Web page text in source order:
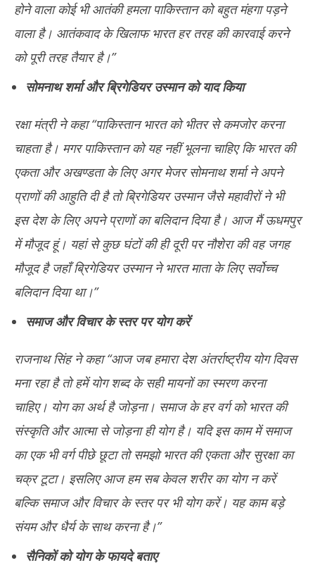
होने वाला कोई भी आतंकी हमला पाकिस्तान को बहुत मंहगा पड़ने
वाला है। आतंकवाद के खिलाफ भारत हर तरह की कारवाई करने
को पूरी तरह तैयार है।”
सोमनाथ शर्मा और ब्रिगेडियर उस्मान को याद किया
रक्षा मंत्री ने कहा “पाकिस्तान भारत को भीतर से कमजोर करना
चाहता है। मगर पाकिस्तान को यह नहीं भूलना चाहिए कि भारत की
एकता और अखण्डता के लिए अगर मेजर सोमनाथ शर्मा ने अपने
प्राणों की आहुति दी है तो ब्रिगेडियर उस्मान जैसे महावीरों ने भी
इस देश के लिए अपने प्राणों का बलिदान दिया है। आज मैं ऊधमपुर
में मौजूद हूं। यहां से कुछ घंटों की ही दूरी पर नौशेरा की वह जगह
मौजूद है जहाँ ब्रिगेडियर उस्मान ने भारत माता के लिए सर्वोच्च
बलिदान दिया था।”
समाज और विचार के स्तर पर योग करें
राजनाथ सिंह ने कहा “आज जब हमारा देश अंतर्राष्ट्रीय योग दिवस
मना रहा है तो हमें योग शब्द के सही मायनों का स्मरण करना
चाहिए। योग का अर्थ है जोड़ना। समाज के हर वर्ग को भारत की
संस्कृति और आत्मा से जोड़ना ही योग है। यदि इस काम में समाज
का एक भी वर्ग पीछे छूटा तो समझो भारत की एकता और सुरक्षा का
चक्र टूटा। इसलिए आज हम सब केवल शरीर का योग न करें
बल्कि समाज और विचार के स्तर पर भी योग करें। यह काम बड़े
संयम और धैर्य के साथ करना है।”
सैनिकों को योग के फायदे बताए